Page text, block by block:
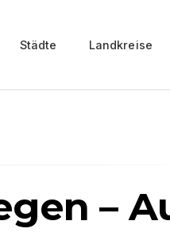
Städte Landkreise
–